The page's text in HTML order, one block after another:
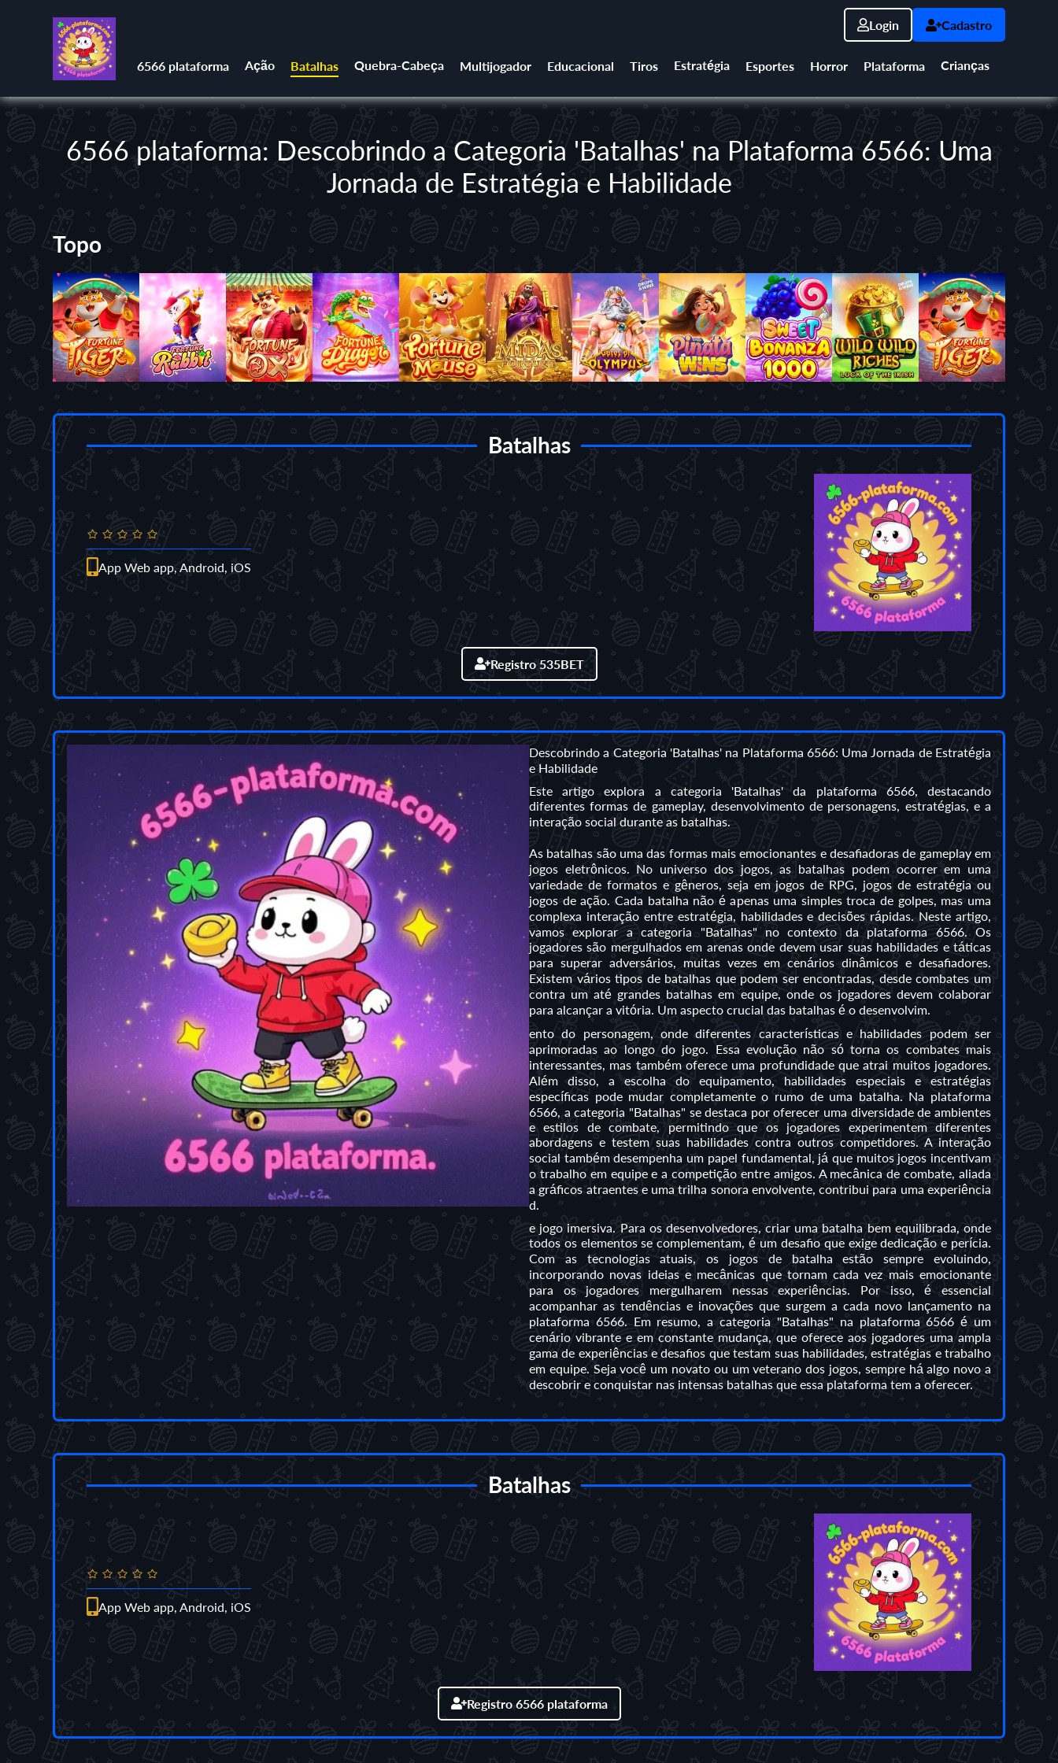
Login Cadastro
6566 plataforma Ação Batalhas Quebra-Cabeça Multijogador Educacional Tiros Estratégia Esportes Horror Plataforma Crianças
6566 plataforma: Descobrindo a Categoria 'Batalhas' na Plataforma 6566: Uma
Jornada de Estratégia e Habilidade
Topo
Batalhas
App Web app, Android, iOS
Registro 535BET
Descobrindo a Categoria 'Batalhas' na Plataforma 6566: Uma Jornada de Estratégia
e Habilidade
Este artigo explora a categoria 'Batalhas' da plataforma 6566, destacando
diferentes formas de gameplay, desenvolvimento de personagens, estratégias, e a
interação social durante as batalhas.
As batalhas são uma das formas mais emocionantes e desafiadoras de gameplay em
jogos eletrônicos. No universo dos jogos, as batalhas podem ocorrer em uma
variedade de formatos e gêneros, seja em jogos de RPG, jogos de estratégia ou
jogos de ação. Cada batalha não é apenas uma simples troca de golpes, mas uma
complexa interação entre estratégia, habilidades e decisões rápidas. Neste artigo,
vamos explorar a categoria "Batalhas" no contexto da plataforma 6566. Os
jogadores são mergulhados em arenas onde devem usar suas habilidades e táticas
para superar adversários, muitas vezes em cenários dinâmicos e desafiadores.
Existem vários tipos de batalhas que podem ser encontradas, desde combates um
contra um até grandes batalhas em equipe, onde os jogadores devem colaborar
para alcançar a vitória. Um aspecto crucial das batalhas é o desenvolvim.
ento do personagem, onde diferentes características e habilidades podem ser
aprimoradas ao longo do jogo. Essa evolução não só torna os combates mais
interessantes, mas também oferece uma profundidade que atrai muitos jogadores.
Além disso, a escolha do equipamento, habilidades especiais e estratégias
específicas pode mudar completamente o rumo de uma batalha. Na plataforma
6566, a categoria "Batalhas" se destaca por oferecer uma diversidade de ambientes
e estilos de combate, permitindo que os jogadores experimentem diferentes
abordagens e testem suas habilidades contra outros competidores. A interação
social também desempenha um papel fundamental, já que muitos jogos incentivam
o trabalho em equipe e a competição entre amigos. A mecânica de combate, aliada
a gráficos atraentes e uma trilha sonora envolvente, contribui para uma experiência
d.
e jogo imersiva. Para os desenvolvedores, criar uma batalha bem equilibrada, onde
todos os elementos se complementam, é um desafio que exige dedicação e perícia.
Com as tecnologias atuais, os jogos de batalha estão sempre evoluindo,
incorporando novas ideias e mecânicas que tornam cada vez mais emocionante
para os jogadores mergulharem nessas experiências. Por isso, é essencial
acompanhar as tendências e inovações que surgem a cada novo lançamento na
plataforma 6566. Em resumo, a categoria "Batalhas" na plataforma 6566 é um
cenário vibrante e em constante mudança, que oferece aos jogadores uma ampla
gama de experiências e desafios que testam suas habilidades, estratégias e trabalho
em equipe. Seja você um novato ou um veterano dos jogos, sempre há algo novo a
descobrir e conquistar nas intensas batalhas que essa plataforma tem a oferecer.
Batalhas
App Web app, Android, iOS
Registro 6566 plataforma